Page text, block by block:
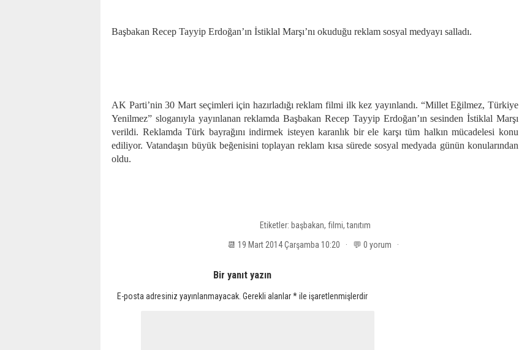
Başbakan Recep Tayyip Erdoğan’ın İstiklal Marşı’nı okuduğu reklam sosyal medyayı salladı.
AK Parti’nin 30 Mart seçimleri için hazırladığı reklam filmi ilk kez yayınlandı. “Millet Eğilmez, Türkiye
Yenilmez” sloganıyla yayınlanan reklamda Başbakan Recep Tayyip Erdoğan’ın sesinden İstiklal Marşı
verildi. Reklamda Türk bayrağını indirmek isteyen karanlık bir ele karşı tüm halkın mücadelesi konu
ediliyor. Vatandaşın büyük beğenisini toplayan reklam kısa sürede sosyal medyada günün konularından
oldu.
Etiketler: başbakan, filmi,tanıtım
📆 19 Mart 2014 Çarşamba 10:20 · 💬 0 yorum ·
Bir yanıt yazın
E-posta adresiniz yayınlanmayacak. Gerekli alanlar*ile işaretlenmişlerdir